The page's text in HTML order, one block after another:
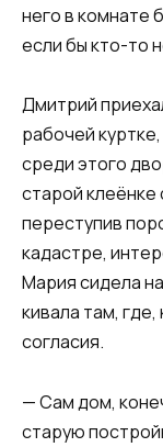
него в комнате
если бы кто-то
Дмитрий
рабочей
среди этого
старой клеёнке
переступив
кадастре,
Мария сидела
кивала там,
согласия.
— Сам дом,
старую